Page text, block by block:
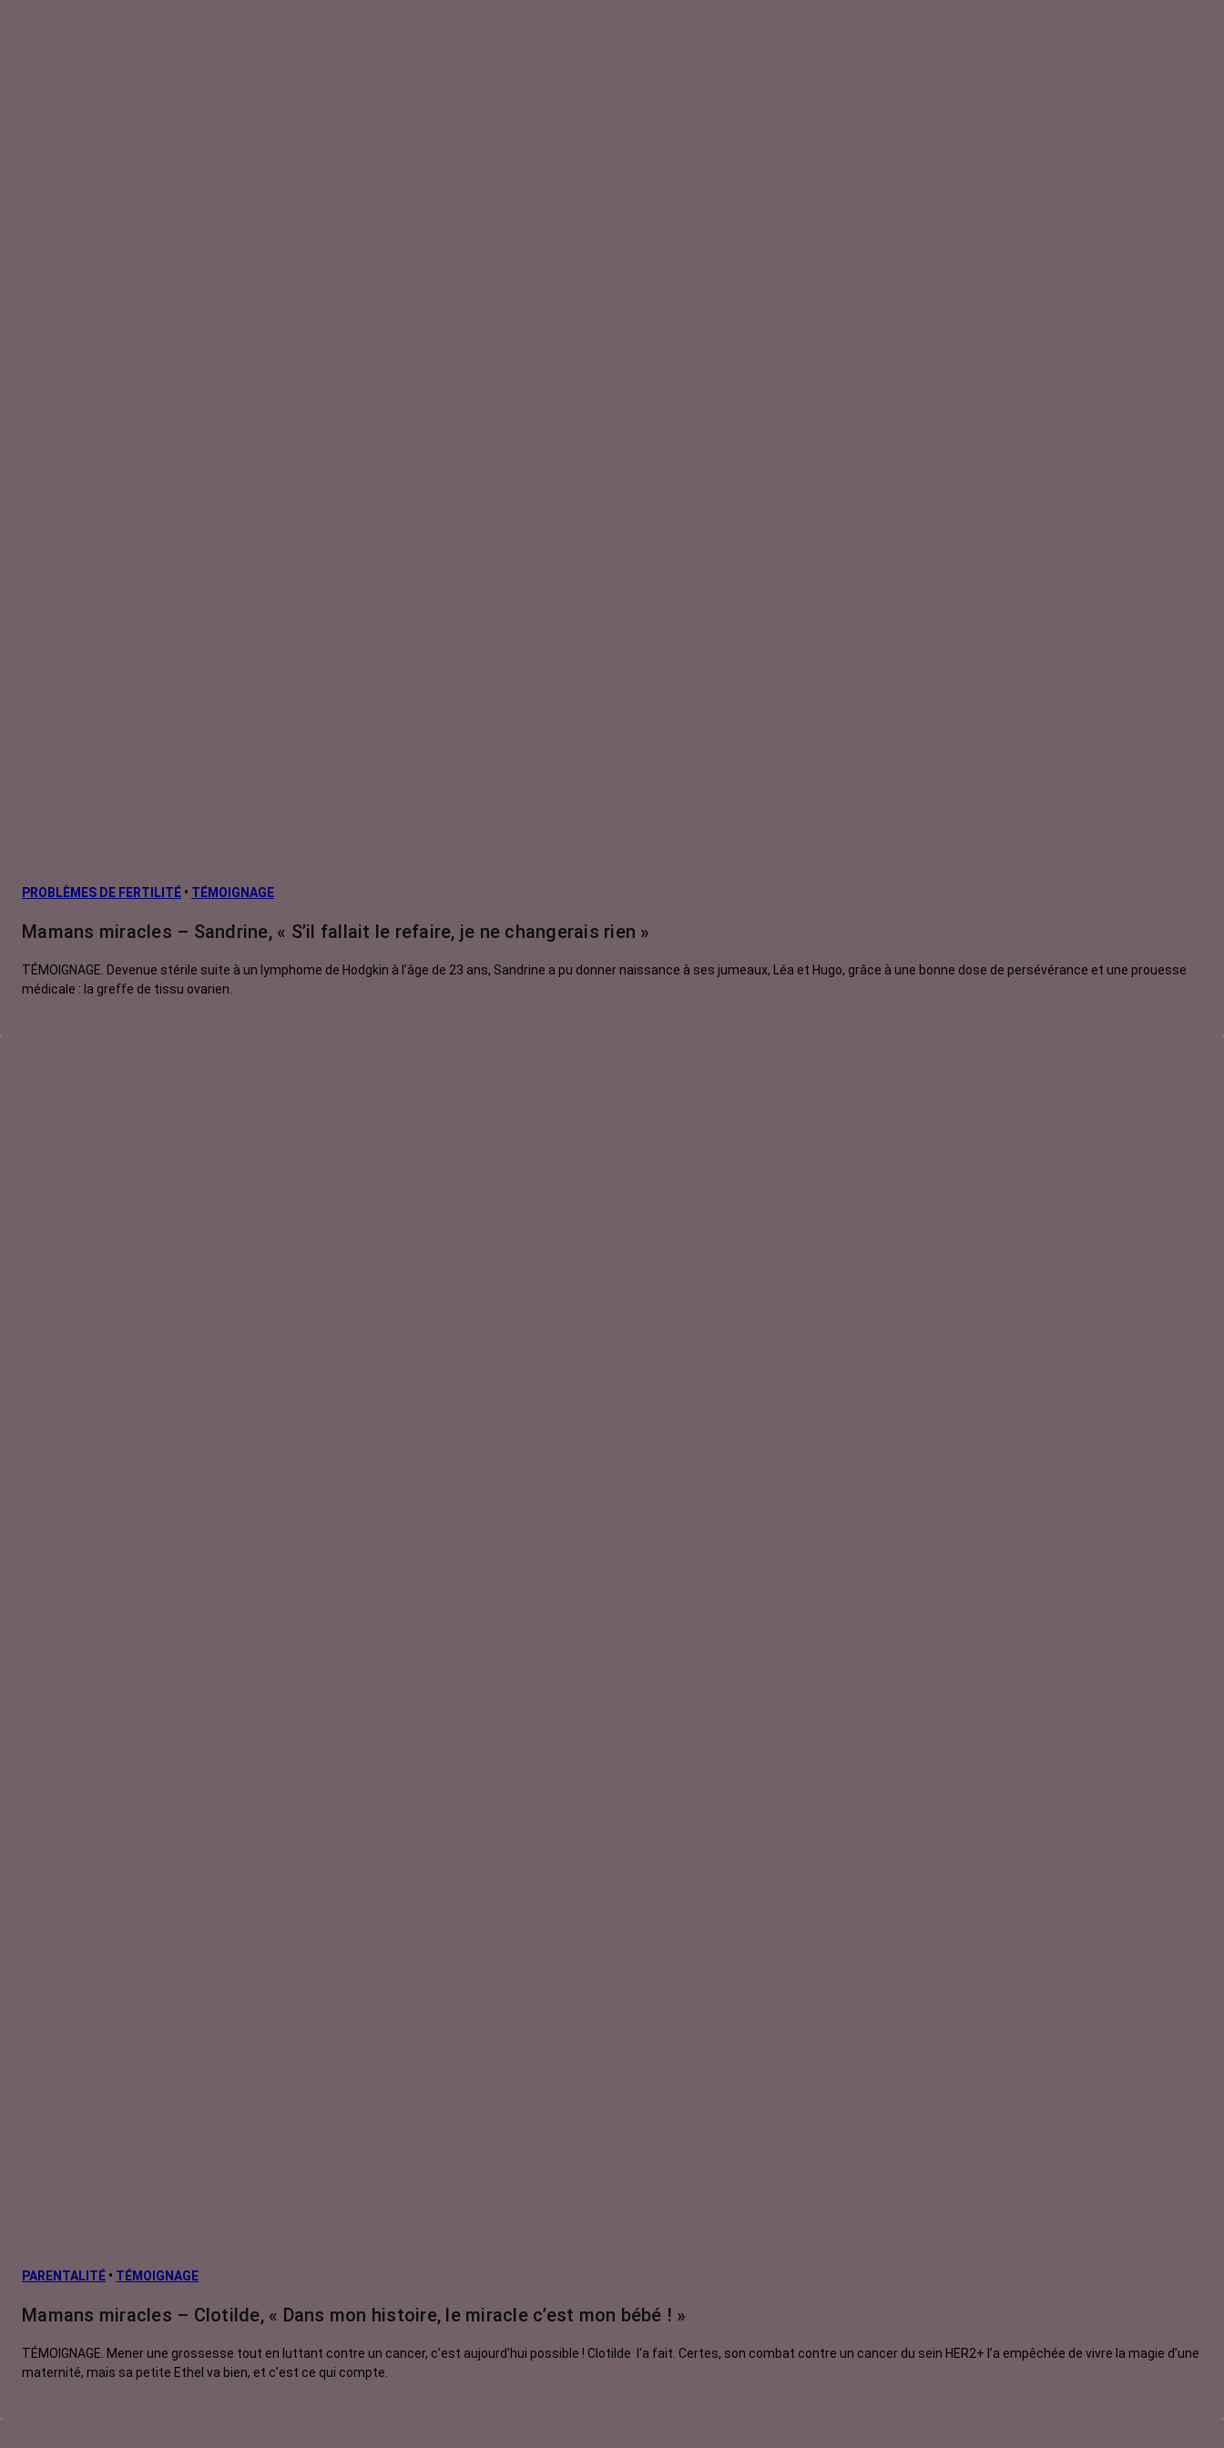
PROBLÈMES DE FERTILITÉ • TÉMOIGNAGE
Mamans miracles – Sandrine, « S’il fallait le refaire, je ne changerais rien »
TÉMOIGNAGE. Devenue stérile suite à un lymphome de Hodgkin à l’âge de 23 ans, Sandrine a pu donner naissance à ses jumeaux, Léa et Hugo, grâce à une bonne dose de persévérance et une prouesse
médicale : la greffe de tissu ovarien.
PARENTALITÉ • TÉMOIGNAGE
Mamans miracles – Clotilde, « Dans mon histoire, le miracle c’est mon bébé ! »
TÉMOIGNAGE. Mener une grossesse tout en luttant contre un cancer, c’est aujourd’hui possible ! Clotilde l'a fait. Certes, son combat contre un cancer du sein HER2+ l’a empêchée de vivre la magie d’une
maternité, mais sa petite Ethel va bien, et c’est ce qui compte.